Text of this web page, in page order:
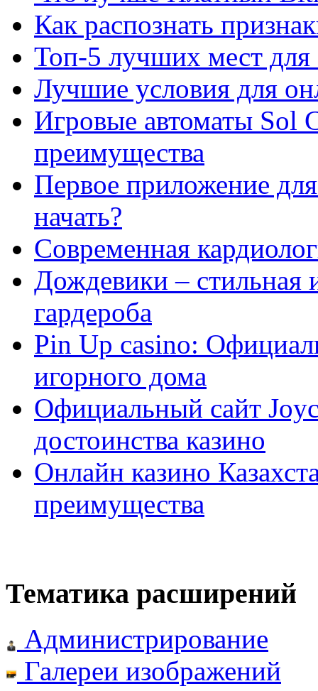
Как распознать
Топ-5 лучших мест для
Лучшие условия для
Игровые автоматы Sol
преимущества
Первое приложение
начать?
Современная
Дождевики – стильная
гардероба
Pin Up casino:
игорного дома
Официальный сайт
достоинства казино
Онлайн казино
преимущества
Тематика расширений
Администрирование
Галереи изображений